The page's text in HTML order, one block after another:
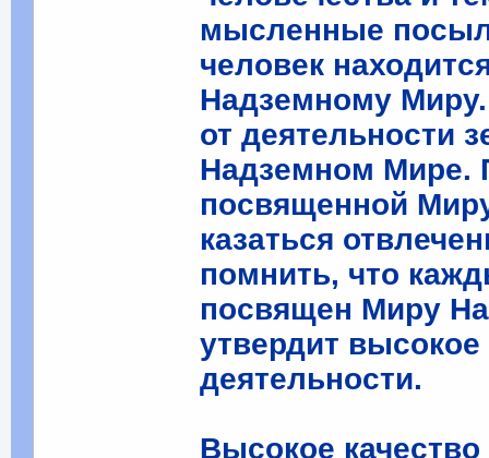
мысленные
человек
Надземному
от деятельности
Надземном Мире.
посвященной
казаться
помнить, что
посвящен Миру
утвердит
деятельности.
Высокое